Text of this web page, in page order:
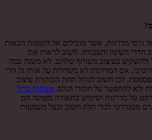
גרמי מדרגות, אשר מובילים אל הקומות הבאות
חדרי השינה והעבודה. חשוב לראות את
ולהשקיע בעיצוב משותף שלהם. לא משנה כמה
אם המדרגות לא משדרות על אותו גל הרי
לכן חשוב לכלול תחת הכותרת עיצוב
ולא להתפשר על חומרי הגלם. מעקות ברזל
על מדרגות ושימוש בתאורה מזמינה הם
סטנדרטי לכדי חלק חשוב ובעל משמעות